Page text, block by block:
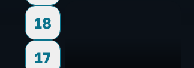
18
17